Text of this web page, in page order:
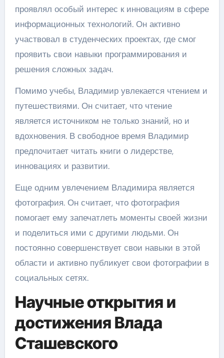
проявлял особый интерес к инновациям в сфере
информационных технологий. Он активно
участвовал в студенческих проектах, где смог
проявить свои навыки программирования и
решения сложных задач.
Помимо учебы, Владимир увлекается чтением и
путешествиями. Он считает, что чтение
является источником не только знаний, но и
вдохновения. В свободное время Владимир
предпочитает читать книги о лидерстве,
инновациях и развитии.
Еще одним увлечением Владимира является
фотография. Он считает, что фотография
помогает ему запечатлеть моменты своей жизни
и поделиться ими с другими людьми. Он
постоянно совершенствует свои навыки в этой
области и активно публикует свои фотографии в
социальных сетях.
Научные открытия и
достижения Влада
Сташевского